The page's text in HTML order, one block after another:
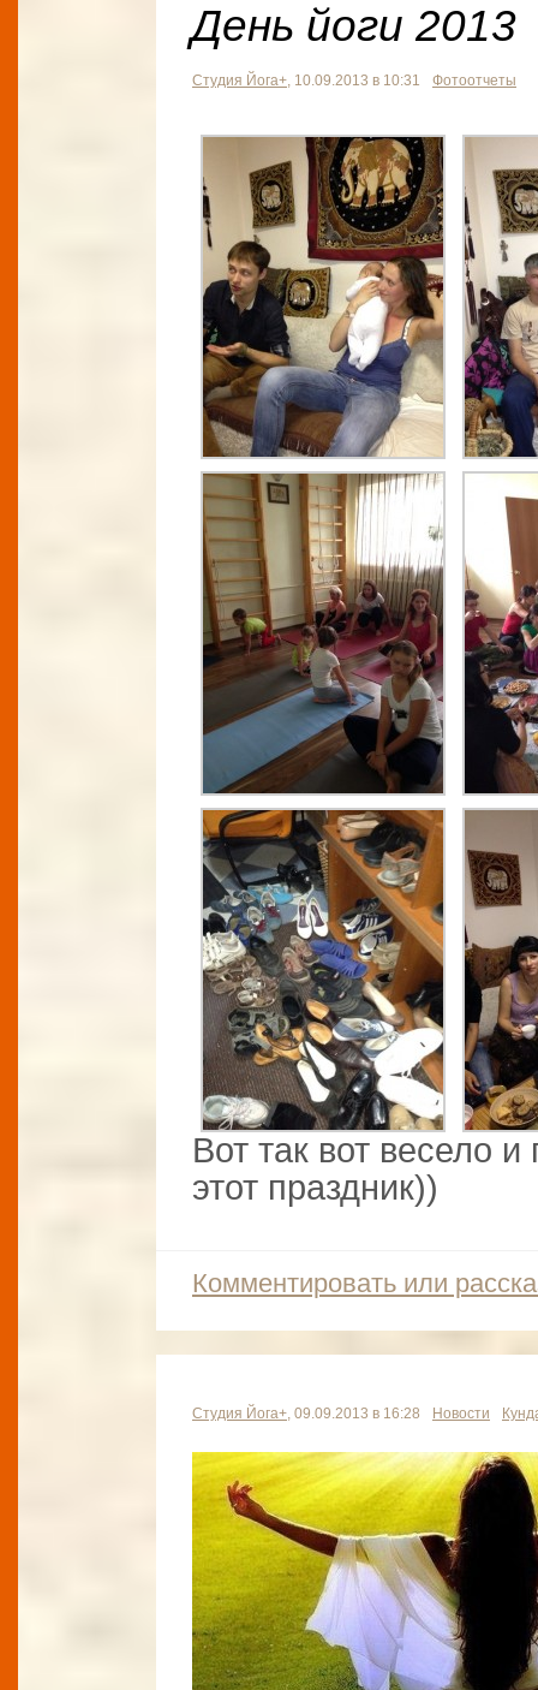
День йоги 2013
Студия Йога+, 10.09.2013 в 10:31 Фотоотчеты
Вот так вот весело
этот праздник))
Комментировать или
Студия Йога+, 09.09.2013 в 16:28 Новости